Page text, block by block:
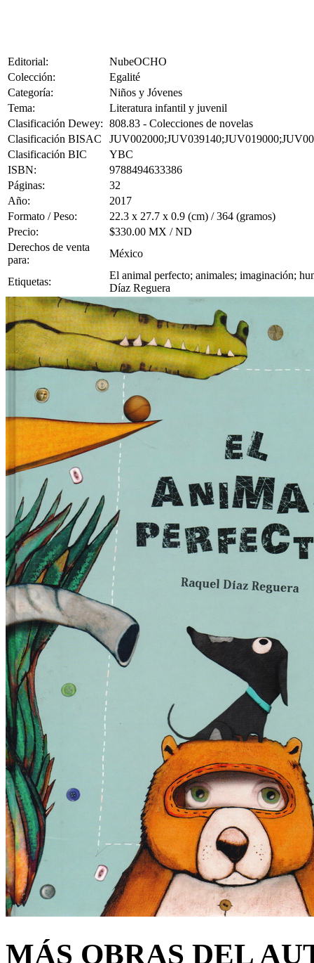
Editorial:
NubeOCHO
Colección:
Egalité
Categoría:
Niños y Jóvenes
Tema:
Literatura infantil y juvenil
Clasificación Dewey: 808.83 - Colecciones de novelas
Clasificación BISAC
Clasificación BIC
YBC
ISBN:
9788494633386
Páginas:
32
Año:
2017
Formato / Peso:
22.3 x 27.7 x 0.9 (cm) / 364 (gramos)
Precio:
$330.00 MX / ND
Derechos de venta
para:
México
Etiquetas:
El animal perfecto; animales; imaginación;
Díaz Reguera
MÁS OBRAS DEL